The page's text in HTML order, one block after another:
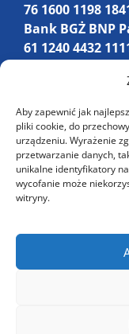
Aby zapewnić jak
pliki cookie, do
urządzeniu. Wyrażenie
przetwarzanie danych,
unikalne identyfikatory
wycofanie może
witryny.
76 1600 1198
Bank BGŻ BNP
61 1240 4432
Rozliczenie PIT
możliwe w ramach
©